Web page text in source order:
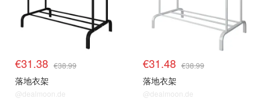
€31.38 €38.99
落地衣架
@dealmoon.de
€31.48 €38.99
落地衣架
@dealmoon.de